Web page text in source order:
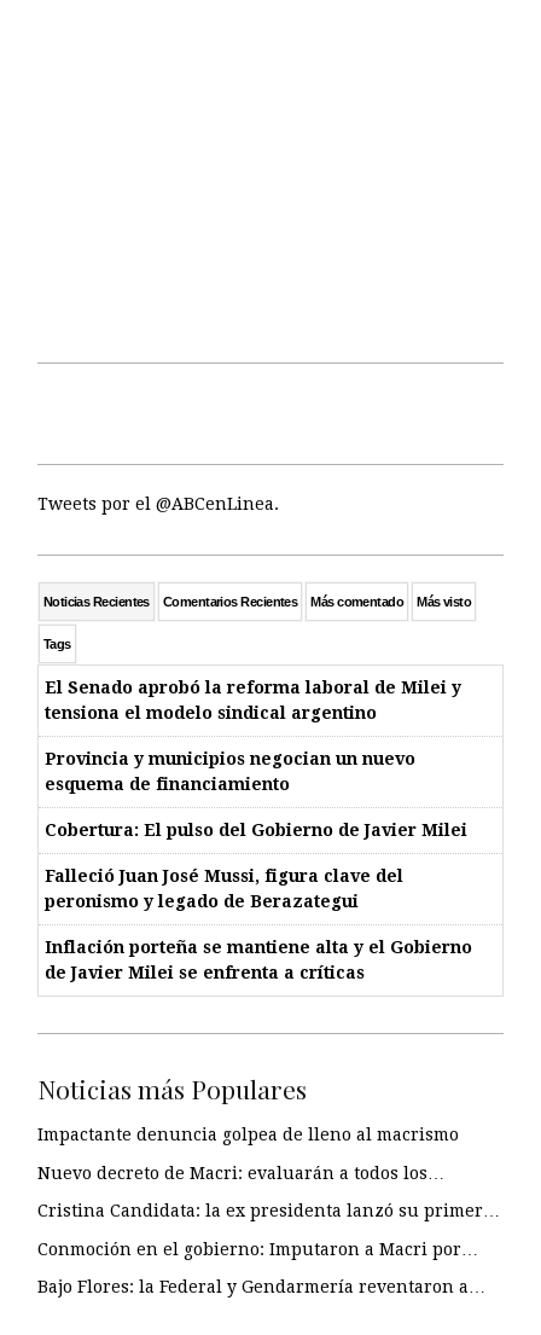
Tweets por el @ABCenLinea.
Noticias Recientes Comentarios Recientes Más comentado Más visto
Tags
El Senado aprobó la reforma laboral de Milei y
tensiona el modelo sindical argentino
Provincia y municipios negocian un nuevo
esquema de financiamiento
Cobertura: El pulso del Gobierno de Javier Milei
Falleció Juan José Mussi, figura clave del
peronismo y legado de Berazategui
Inflación porteña se mantiene alta y el Gobierno
de Javier Milei se enfrenta a críticas
Noticias más Populares
Impactante denuncia golpea de lleno al macrismo
Nuevo decreto de Macri: evaluarán a todos los…
Cristina Candidata: la ex presidenta lanzó su primer…
Conmoción en el gobierno: Imputaron a Macri por…
Bajo Flores: la Federal y Gendarmería reventaron a…